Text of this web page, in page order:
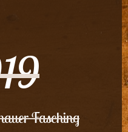
Fasching